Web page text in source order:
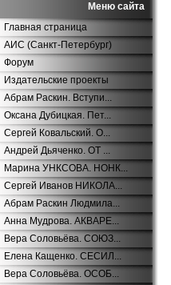
Меню сайта
Главная страница
АИС (Санкт-Петербург)
Форум
Издательские проекты
Абрам Раскин. Вступи...
Оксана Дубицкая. Пет...
Сергей Ковальский. О...
Андрей Дьяченко. ОТ ...
Марина УНКСОВА. НОНК...
Сергей Иванов НИКОЛА...
Абрам Раскин Людмила...
Анна Мудрова. АКВАРЕ...
Вера Соловьёва. СОЮЗ...
Елена Кащенко. СЕСИЛ...
Вера Соловьёва. ОСОБ...